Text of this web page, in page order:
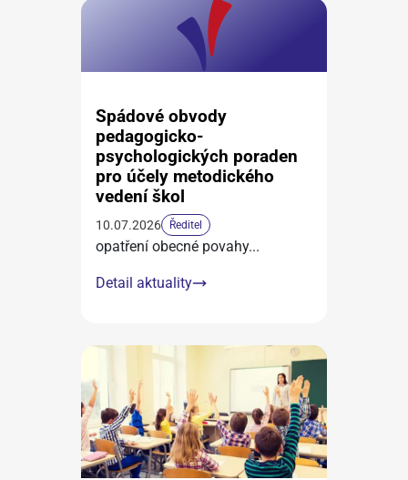
Spádové obvody
pedagogicko-
psychologických poraden
pro účely metodického
vedení škol
10.07.2026 Ředitel
opatření obecné povahy...
Detail aktuality